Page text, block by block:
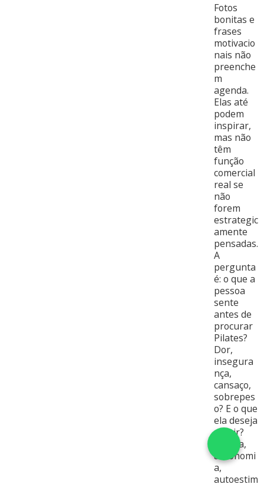
Fotos
bonitas e
frases
motivacio
nais não
preenche
m
agenda.
Elas até
podem
inspirar,
mas não
têm
função
comercial
real se
não
forem
estrategic
amente
pensadas.
A
pergunta
é: o que a
pessoa
sente
antes de
procurar
Pilates?
Dor,
insegura
nça,
cansaço,
sobrepes
o? E o que
ela deseja
sentir?
Leveza,
autonomi
a,
autoestim